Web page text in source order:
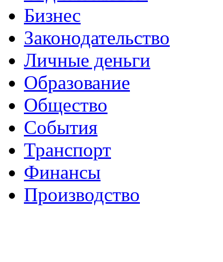
Бизнес
Законодательство
Личные деньги
Образование
Общество
События
Транспорт
Финансы
Производство